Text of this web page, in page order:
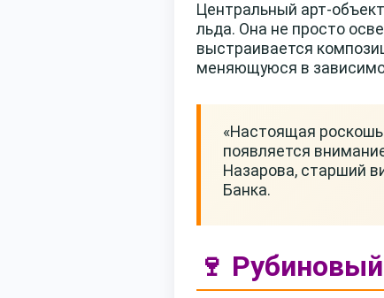
Центральный арт-
льда. Она не просто
выстраивается
меняющуюся в
«Настоящая роскошь
появляется
Назарова, старший
Банка.
🍷